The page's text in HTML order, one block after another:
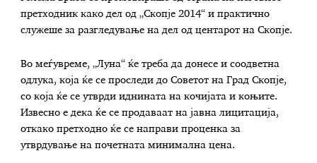
претходник како дел од „Скопје 2014“ и практично
служеше за разгледување на дел од центарот на Скопје.
Во меѓувреме, „Луна“ ќе треба да донесе и соодветна
одлука, која ќе се проследи до Советот на Град Скопје,
со која ќе се утврди иднината на кочијата и коњите.
Извесно е дека ќе се продаваат на јавна лицитација,
откако претходно ќе се направи проценка за
утврдување на почетната минимална цена.